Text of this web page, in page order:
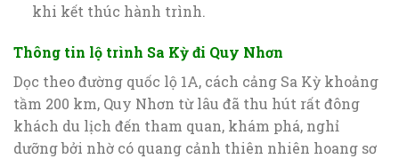
khi kết thúc hành trình.
Thông tin lộ trình Sa Kỳ đi Quy Nhơn
Dọc theo đường quốc lộ 1A, cách cảng Sa Kỳ khoảng
tầm 200 km, Quy Nhơn từ lâu đã thu hút rất đông
khách du lịch đến tham quan, khám phá, nghỉ
dưỡng bởi nhờ có quang cảnh thiên nhiên hoang sơ